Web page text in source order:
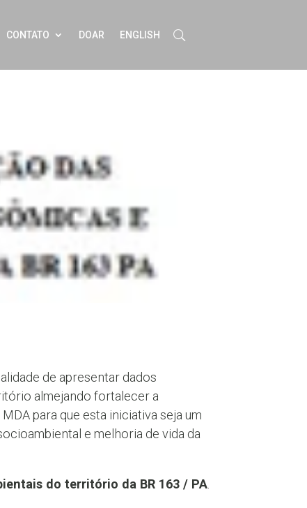
CONTATO DOAR ENGLISH
de apresentar dados
almejando fortalecer a
para que esta iniciativa seja um
e melhoria de vida da
do território da BR 163 / PA